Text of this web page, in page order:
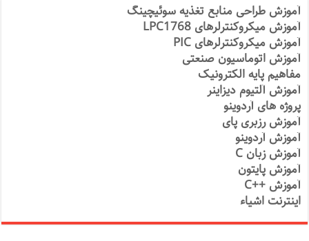
آموزش طراحی منابع تغذیه سوئیچینگ
آموزش میکروکنترلرهای LPC1768
آموزش میکروکنترلرهای PIC
آموزش اتوماسیون صنعتی
مفاهیم پایه الکترونیک
آموزش آلتیوم دیزاینر
پروژه های آردوینو
آموزش رزبری پای
آموزش آردوینو
آموزش زبان C
آموزش پایتون
آموزش ++C
اینترنت اشیاء